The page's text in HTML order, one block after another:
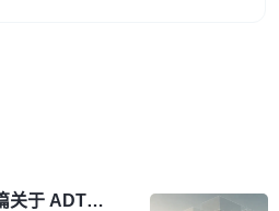
关于 ADT